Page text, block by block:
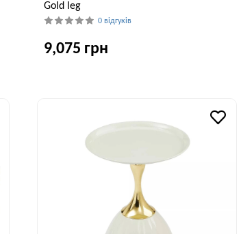
Gold leg
0 відгуків
9,075 грн